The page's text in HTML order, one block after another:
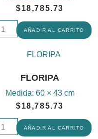
$18,785.73
AÑADIR AL CARRITO
FLORIPA
Medida: 60 × 43 cm
$18,785.73
AÑADIR AL CARRITO